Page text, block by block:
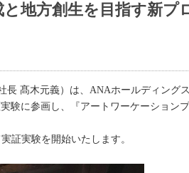
地方創生を目指す新プ
長 髙木元義）は、ANAホールディング
験に参画し、『アートワーケーション
証実験を開始いたします。